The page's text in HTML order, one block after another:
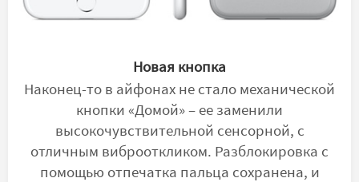
Новая кнопка
Наконец-то в айфонах не стало механической
кнопки «Домой» – ее заменили
высокочувствительной сенсорной, с
отличным виброоткликом. Разблокировка с
помощью отпечатка пальца сохранена, и